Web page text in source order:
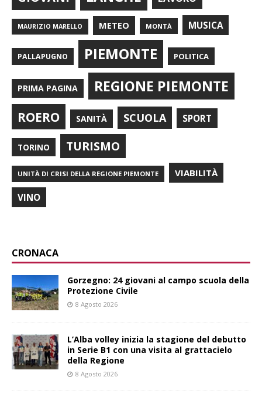
MAURIZIO MARELLO METEO MONTÀ MUSICA
PALLAPUGNO PIEMONTE POLITICA
PRIMA PAGINA REGIONE PIEMONTE
ROERO SANITÀ SCUOLA SPORT
TORINO TURISMO
UNITÀ DI CRISI DELLA REGIONE PIEMONTE VIABILITÀ
VINO
CRONACA
Gorzegno: 24 giovani al campo scuola della
Protezione Civile
8 Agosto 2026
L’Alba volley inizia la stagione del debutto
in Serie B1 con una visita al grattacielo
della Regione
8 Agosto 2026